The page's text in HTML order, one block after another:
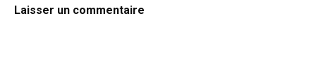
Laisser un commentaire